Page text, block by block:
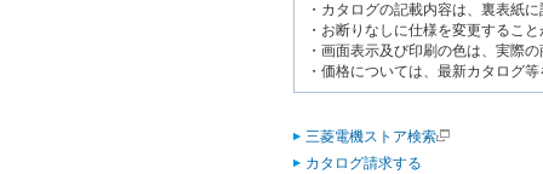
・カタログの記載内容は、裏表紙
・お断りなしに仕様を変更するこ
・画面表示及び印刷の色は、実際
・価格については、最新カタログ
三菱電機ストア検索
カタログ請求する